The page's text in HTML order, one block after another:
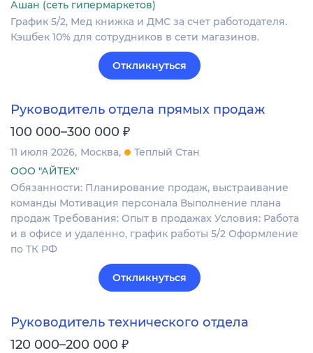
Ашан (сеть гипермаркетов)
График 5/2, Мед книжка и ДМС за счет работодателя.
Кэшбек 10% для сотрудников в сети магазинов.
Откликнуться
Руководитель отдела прямых продаж
100 000–300 000 ₽
11 июля 2026 Москва
Теплый Стан
ООО "АЙТЕХ"
Обязанности: Планирование продаж, выстраивание
команды Мотивация персонала Выполнение плана
продаж Требования: Опыт в продажах Условия: Работа
и в офисе и удаленно, график работы 5/2 Оформление
по ТК РФ
Откликнуться
Руководитель технического отдела
120 000–200 000 ₽